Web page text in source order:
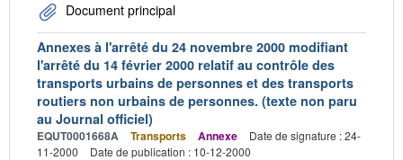
Document principal
Annexes à l'arrêté du 24 novembre 2000 modifiant
l'arrêté du 14 février 2000 relatif au contrôle des
transports urbains de personnes et des transports
routiers non urbains de personnes. (texte non paru
au Journal officiel)
EQUT0001668A Transports Annexe
Date de signature : 24-
11-2000
Date de publication : 10-12-2000